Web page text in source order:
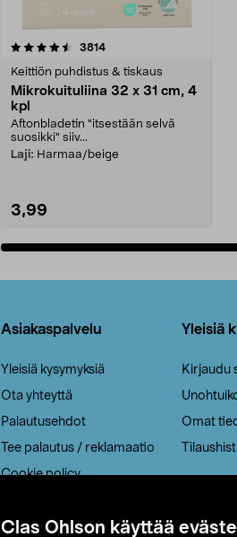
Clas Ohlson käyttää
3814arvostelut
Keittiön puhdistus & tiskaus
Mikrokuituliina 32 x 31 cm, 4
kpl
Aftonbladetin "itsestään selvä
suosikki" siiv...
Laji: Harmaa/beige
3,99
4.5viidestä
Asiakaspalvelu
Yleisiä kysymyksiä
Ota yhteyttä
Palautusehdot
Tee palautus / reklamaatio
Cookie policy
Saavutettavuus
Yleisiä
Kirjaudu
Omat